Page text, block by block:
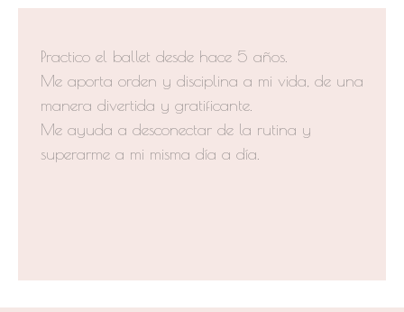
Practico el ballet desde hace 5 años.
Me aporta orden y disciplina a mi vida, de una
manera divertida y gratificante.
Me ayuda a desconectar de la rutina y
superarme a mi misma día a día.